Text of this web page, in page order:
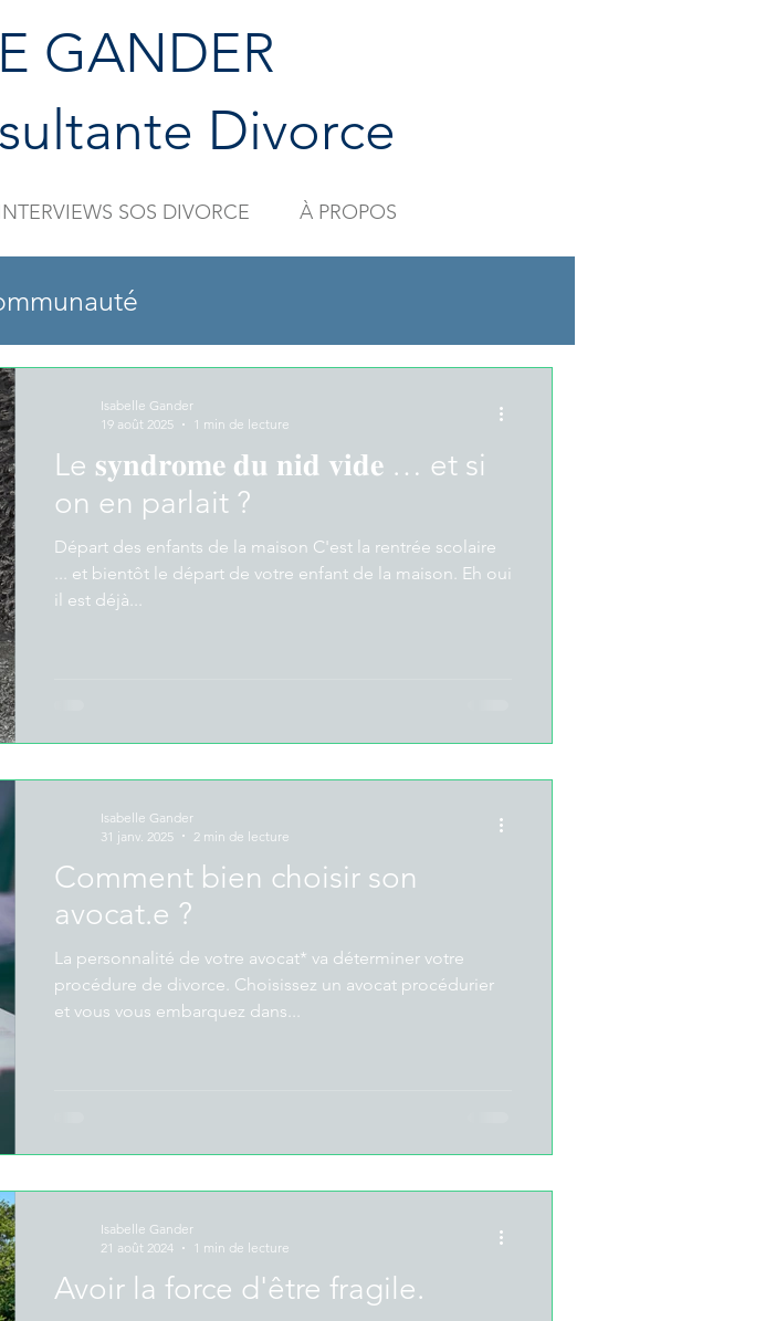
GANDER
Divorce
SOS DIVORCE À PROPOS
Le 𝐬𝐲𝐧𝐝𝐫𝐨𝐦𝐞 𝐝𝐮 𝐧𝐢𝐝 𝐯𝐢𝐝𝐞 … et si
on en parlait ?
Départ des enfants de la maison C'est la rentrée scolaire
... et bientôt le départ de votre enfant de la maison. Eh oui
il est déjà...
Isabelle Gander
19 août 2025
1 min de lecture
Comment bien choisir son
avocat.e ?
La personnalité de votre avocat* va déterminer votre
procédure de divorce. Choisissez un avocat procédurier
et vous vous embarquez dans...
Isabelle Gander
31 janv. 2025
2 min de lecture
Avoir la force d'être fragile.
Isabelle Gander
21 août 2024
1 min de lecture